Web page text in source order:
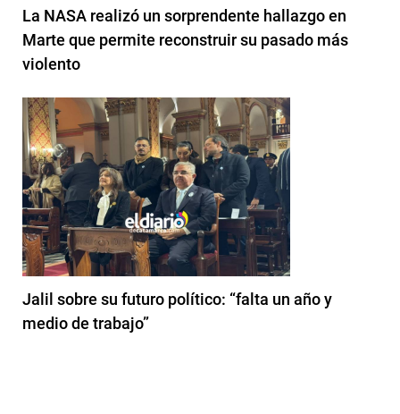
La NASA realizó un sorprendente hallazgo en
Marte que permite reconstruir su pasado más
violento
Jalil sobre su futuro político: “falta un año y
medio de trabajo”